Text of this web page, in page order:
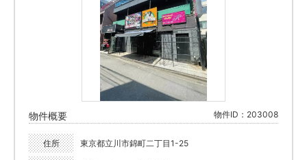
物件概要 物件ID：203008
住所 東京都立川市錦町二丁目1-25